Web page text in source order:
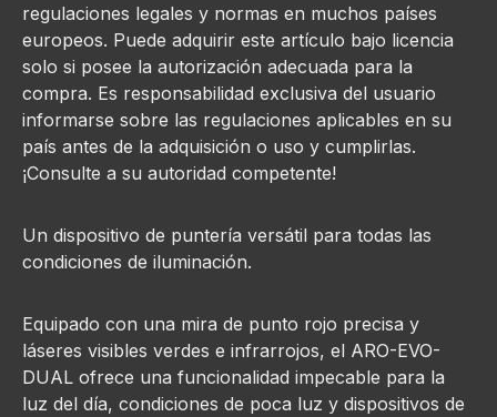
regulaciones legales y normas en muchos países
europeos. Puede adquirir este artículo bajo licencia
solo si posee la autorización adecuada para la
compra. Es responsabilidad exclusiva del usuario
informarse sobre las regulaciones aplicables en su
país antes de la adquisición o uso y cumplirlas.
¡Consulte a su autoridad competente!
Un dispositivo de puntería versátil para todas las
condiciones de iluminación.
Equipado con una mira de punto rojo precisa y
láseres visibles verdes e infrarrojos, el ARO-EVO-
DUAL ofrece una funcionalidad impecable para la
luz del día, condiciones de poca luz y dispositivos de